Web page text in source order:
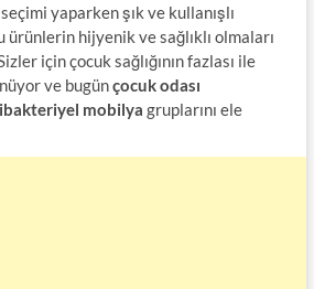
yaparken şık ve kullanışlı
ürünlerin hijyenik ve sağlıklı olmaları
için çocuk sağlığının fazlası ile
ve bugünçocuk odası
mobilya gruplarını ele